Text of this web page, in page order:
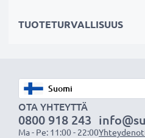
ympäristöjalanjälkeäsi.
Valitse CELLONIC, etkä tingi
TUOTETURVALLISUUS
OTA YHTEYTTÄ
0800 918 243
Ma - Pe: 11:00 - 22:00